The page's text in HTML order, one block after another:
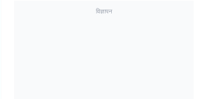
विज्ञापन